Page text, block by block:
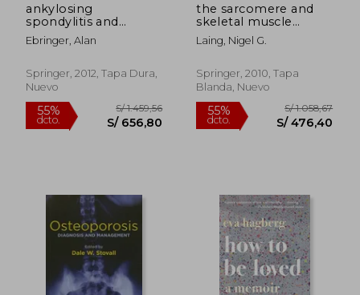
dcto.
S/ 445,41
S/ 200,43
55%
dcto. S/
ankylosing
spondylitis and
klebsiella (en Inglés)
Ebringer, Alan
Springer, 2012, Tapa Dura,
Nuevo
the sarcomere and
skeletal muscle
disease (en Inglés)
Laing, Nigel G.
Springer, 2010, Tapa
Blanda, Nuevo